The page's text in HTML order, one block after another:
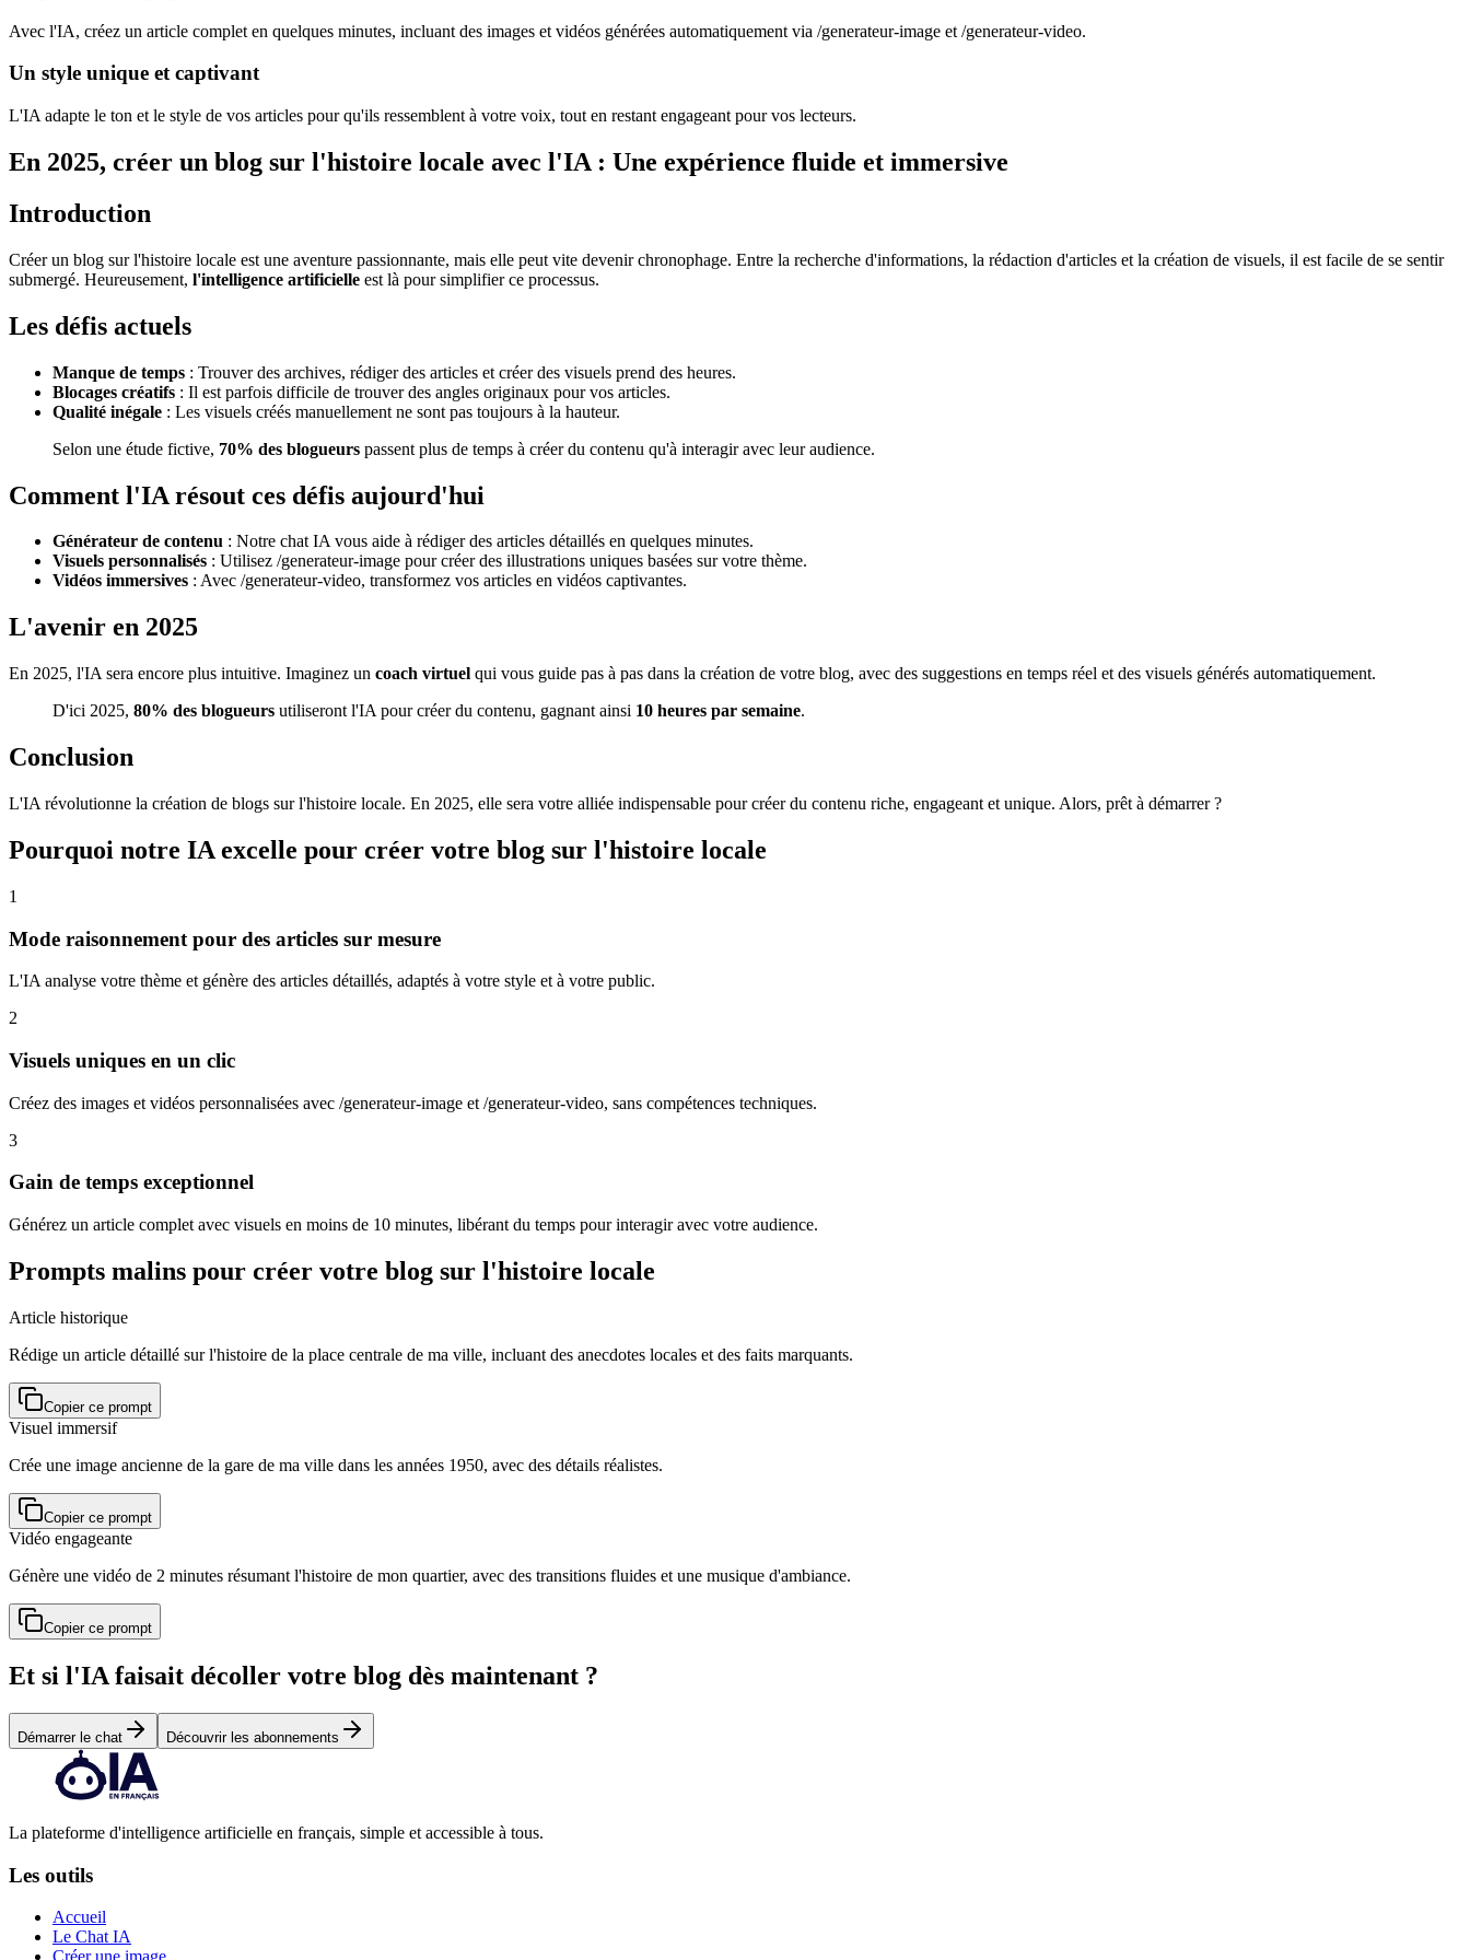
Avec l'IA, créez un article complet en quelques minutes, incluant des images et vidéos générées automatiquement via /generateur-image et /generateur-video.
Un style unique et captivant
L'IA adapte le ton et le style de vos articles pour qu'ils ressemblent à votre voix, tout en restant engageant pour vos lecteurs.
En 2025, créer un blog sur l'histoire locale avec l'IA : Une expérience fluide et immersive
Introduction
Créer un blog sur l'histoire locale est une aventure passionnante, mais elle peut vite devenir chronophage. Entre la recherche d'informations, la rédaction d'articles et la création de visuels, il est facile de se sentir
submergé. Heureusement, l'intelligence artificielle est là pour simplifier ce processus.
Les défis actuels
Manque de temps : Trouver des archives, rédiger des articles et créer des visuels prend des heures.
Blocages créatifs : Il est parfois difficile de trouver des angles originaux pour vos articles.
Qualité inégale : Les visuels créés manuellement ne sont pas toujours à la hauteur.
Selon une étude fictive, 70% des blogueurs passent plus de temps à créer du contenu qu'à interagir avec leur audience.
Comment l'IA résout ces défis aujourd'hui
Générateur de contenu : Notre chat IA vous aide à rédiger des articles détaillés en quelques minutes.
Visuels personnalisés : Utilisez /generateur-image pour créer des illustrations uniques basées sur votre thème.
Vidéos immersives : Avec /generateur-video, transformez vos articles en vidéos captivantes.
L'avenir en 2025
En 2025, l'IA sera encore plus intuitive. Imaginez un coach virtuel qui vous guide pas à pas dans la création de votre blog, avec des suggestions en temps réel et des visuels générés automatiquement.
D'ici 2025, 80% des blogueurs utiliseront l'IA pour créer du contenu, gagnant ainsi 10 heures par semaine.
Conclusion
L'IA révolutionne la création de blogs sur l'histoire locale. En 2025, elle sera votre alliée indispensable pour créer du contenu riche, engageant et unique. Alors, prêt à démarrer ?
Pourquoi notre IA excelle pour créer votre blog sur l'histoire locale
1
Mode raisonnement pour des articles sur mesure
L'IA analyse votre thème et génère des articles détaillés, adaptés à votre style et à votre public.
2
Visuels uniques en un clic
Créez des images et vidéos personnalisées avec /generateur-image et /generateur-video, sans compétences techniques.
3
Gain de temps exceptionnel
Générez un article complet avec visuels en moins de 10 minutes, libérant du temps pour interagir avec votre audience.
Prompts malins pour créer votre blog sur l'histoire locale
Article historique
Rédige un article détaillé sur l'histoire de la place centrale de ma ville, incluant des anecdotes locales et des faits marquants.
Copier ce prompt
Visuel immersif
Crée une image ancienne de la gare de ma ville dans les années 1950, avec des détails réalistes.
Copier ce prompt
Vidéo engageante
Génère une vidéo de 2 minutes résumant l'histoire de mon quartier, avec des transitions fluides et une musique d'ambiance.
Copier ce prompt
Et si l'IA faisait décoller votre blog dès maintenant ?
Démarrer le chat Découvrir les abonnements
La plateforme d'intelligence artificielle en français, simple et accessible à tous.
Les outils
Accueil
Le Chat IA